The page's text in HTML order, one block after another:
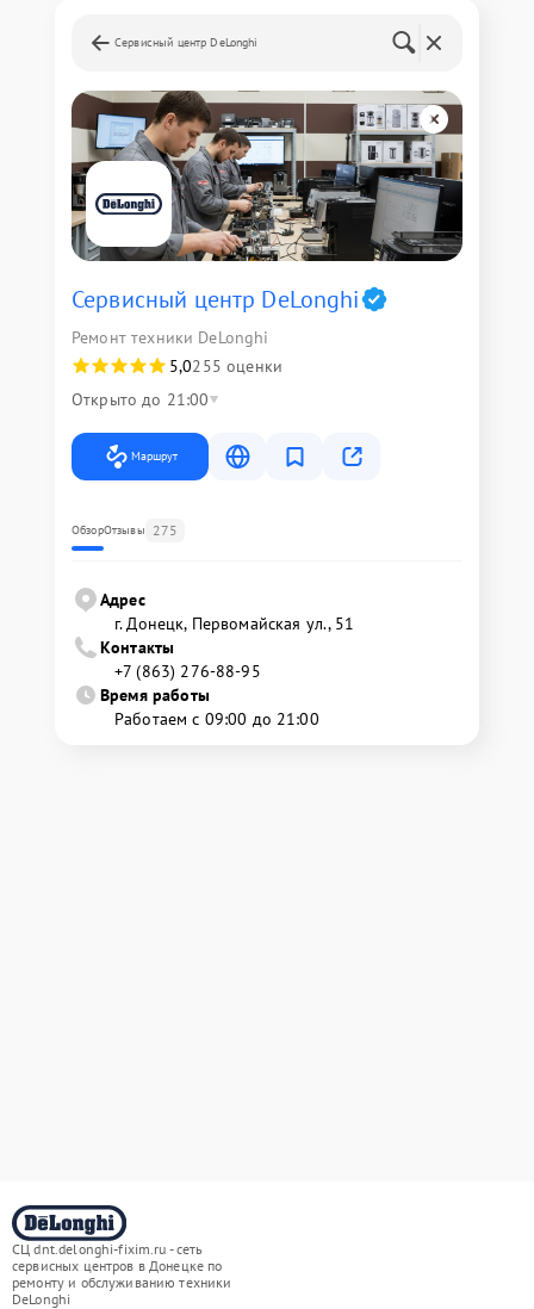
Сервисный центр DeLonghi
Сервисный центр DeLonghi
Ремонт техники DeLonghi
5,0255 оценки
Открыто до 21:00
Маршрут
ОбзорОтзывы 275
Адрес
г. Донецк, Первомайская ул., 51
Контакты
+7 (863) 276-88-95
Время работы
Работаем с 09:00 до 21:00
СЦ dnt.delonghi-fixim.ru - сеть
сервисных центров в Донецке по
ремонту и обслуживанию техники
DeLonghi